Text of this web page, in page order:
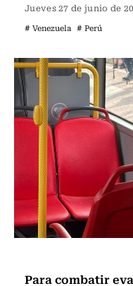
Jueves 27 de junio de
# Venezuela # Perú
Para combatir